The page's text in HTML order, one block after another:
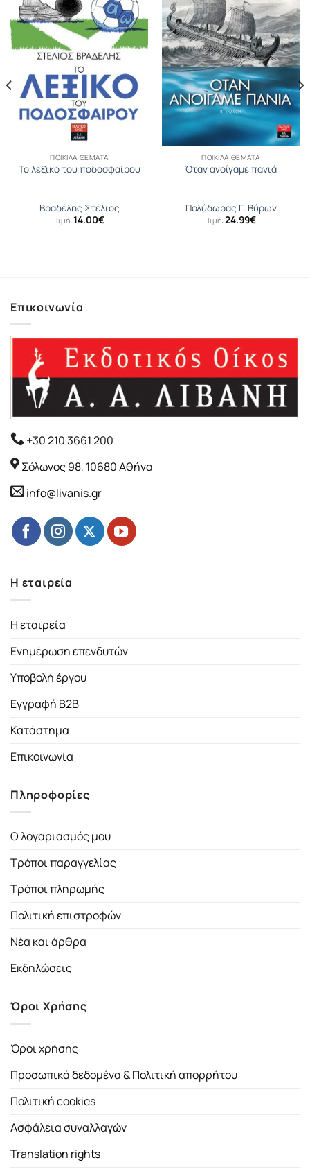
ΠΟΙΚΊΛΑ ΘΈΜΑΤΑ
Το λεξικό του ποδοσφαίρου
Βραδέλης Στέλιος
Τιμή: 14.00€
ΠΟΙΚΊΛΑ ΘΈΜΑΤΑ
Όταν ανοίγαμε πανιά
Πολύδωρας Γ. Βύρων
Τιμή: 24.99€
Επικοινωνία
+30 210 3661 200
Σόλωνος 98, 10680 Αθήνα
info@livanis.gr
Η εταιρεία
Η εταιρεία
Ενημέρωση επενδυτών
Υποβολή έργου
Εγγραφή B2B
Κατάστημα
Επικοινωνία
Πληροφορίες
Ο λογαριασμός μου
Τρόποι παραγγελίας
Τρόποι πληρωμής
Πολιτική επιστροφών
Νέα και άρθρα
Εκδηλώσεις
Όροι Χρήσης
Όροι χρήσης
Προσωπικά δεδομένα & Πολιτική απορρήτου
Πολιτική cookies
Ασφάλεια συναλλαγών
Translation rights